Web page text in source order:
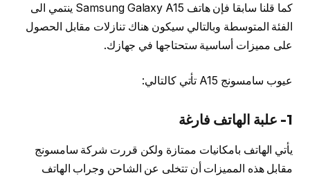
كما قلنا سابقا فإن هاتف Samsung Galaxy A15 ينتمي الى
الفئة المتوسطة وبالتالي سيكون هناك تنازلات مقابل الحصول
على مميزات أساسية ستحتاجها في جهازك.
عيوب سامسونج A15 تأتي كالتالي:
1- علبة الهاتف فارغة
يأتي الهاتف بامكانيات ممتازة ولكن قررت شركة سامسونج
مقابل هذه المميزات أن تتخلى عن الشاحن وجراب الهاتف